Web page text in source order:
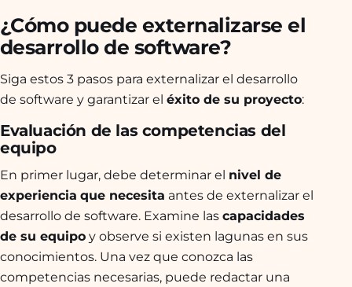
¿Cómo puede externalizarse el
desarrollo de software?
Siga estos 3 pasos para externalizar el desarrollo
de software y garantizar el éxito de su proyecto:
Evaluación de las competencias del
equipo
En primer lugar, debe determinar el nivel de
experiencia que necesita antes de externalizar el
desarrollo de software. Examine las capacidades
de su equipo y observe si existen lagunas en sus
conocimientos. Una vez que conozca las
competencias necesarias, puede redactar una